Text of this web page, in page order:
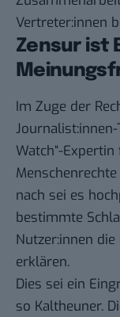
Vertreter:innen
Zensur ist
Im Zuge der
Watch“-
Menschenrechte
nach sei es
bestimmte
Nutzer:innen
erklären.
Dies sei ein
so Kaltheuner.